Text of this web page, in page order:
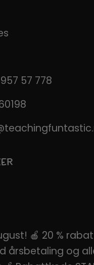
57 778
🍎 20 %
årsbetaling og